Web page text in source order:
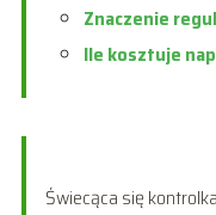
Znaczenie
Ile kosztuje
Świecąca się